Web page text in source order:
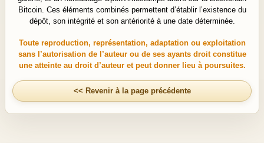
Bitcoin. Ces éléments combinés permettent d’établir l’existence du
dépôt, son intégrité et son antériorité à une date déterminée.
Toute reproduction, représentation, adaptation ou exploitation
sans l’autorisation de l’auteur ou de ses ayants droit constitue
une atteinte au droit d’auteur et peut donner lieu à poursuites.
<< Revenir à la page précédente